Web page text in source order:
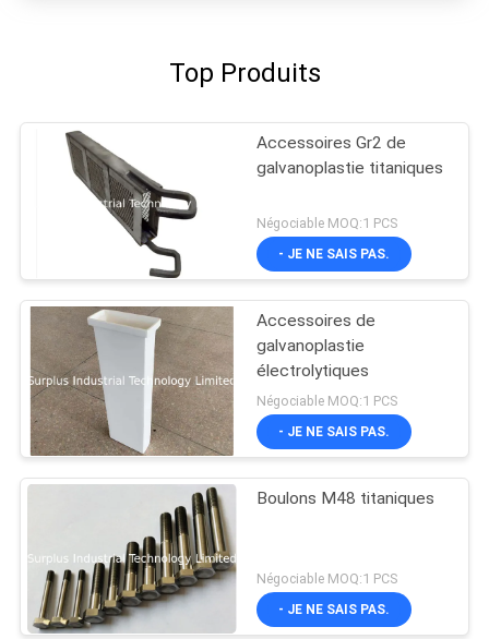
Top Produits
Accessoires Gr2 de
galvanoplastie titaniques
Négociable MOQ:1 PCS
- JE NE SAIS PAS.
Accessoires de
galvanoplastie
électrolytiques
Négociable MOQ:1 PCS
- JE NE SAIS PAS.
Boulons M48 titaniques
Négociable MOQ:1 PCS
- JE NE SAIS PAS.